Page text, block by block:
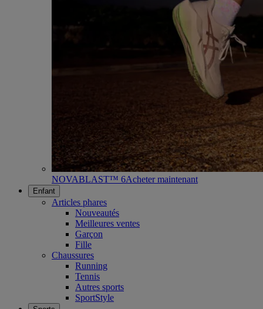
NOVABLAST™ 6Acheter maintenant
Enfant
Articles phares
Nouveautés
Meilleures ventes
Garçon
Fille
Chaussures
Running
Tennis
Autres sports
SportStyle